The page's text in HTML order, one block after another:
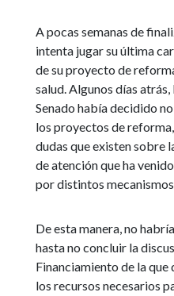
A pocas semanas de
intenta jugar su última
de su proyecto de
salud. Algunos días
Senado había decidido
los proyectos de
dudas que existen sobre
de atención que ha
por distintos
De esta manera, no
hasta no concluir la
Financiamiento de la que
los recursos necesarios